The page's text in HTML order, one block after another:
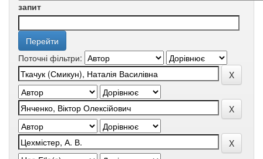
запит
Поточні фільтри: